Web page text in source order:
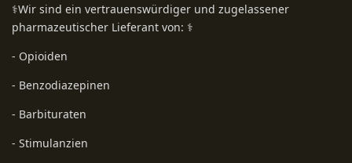
⚕️Wir sind ein vertrauenswürdiger und zugelassener
pharmazeutischer Lieferant von: ⚕️
- Opioiden
- Benzodiazepinen
- Barbituraten
- Stimulanzien